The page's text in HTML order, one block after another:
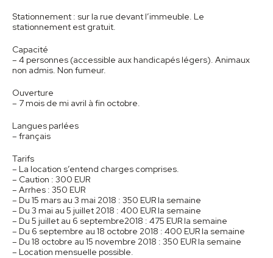
Stationnement : sur la rue devant l’immeuble. Le
stationnement est gratuit.
Capacité
– 4 personnes (accessible aux handicapés légers). Animaux
non admis. Non fumeur.
Ouverture
– 7 mois de mi avril à fin octobre.
Langues parlées
– français
Tarifs
– La location s’entend charges comprises.
– Caution : 300 EUR
– Arrhes : 350 EUR
– Du 15 mars au 3 mai 2018 : 350 EUR la semaine
– Du 3 mai au 5 juillet 2018 : 400 EUR la semaine
– Du 5 juillet au 6 septembre2018 : 475 EUR la semaine
– Du 6 septembre au 18 octobre 2018 : 400 EUR la semaine
– Du 18 octobre au 15 novembre 2018 : 350 EUR la semaine
– Location mensuelle possible.